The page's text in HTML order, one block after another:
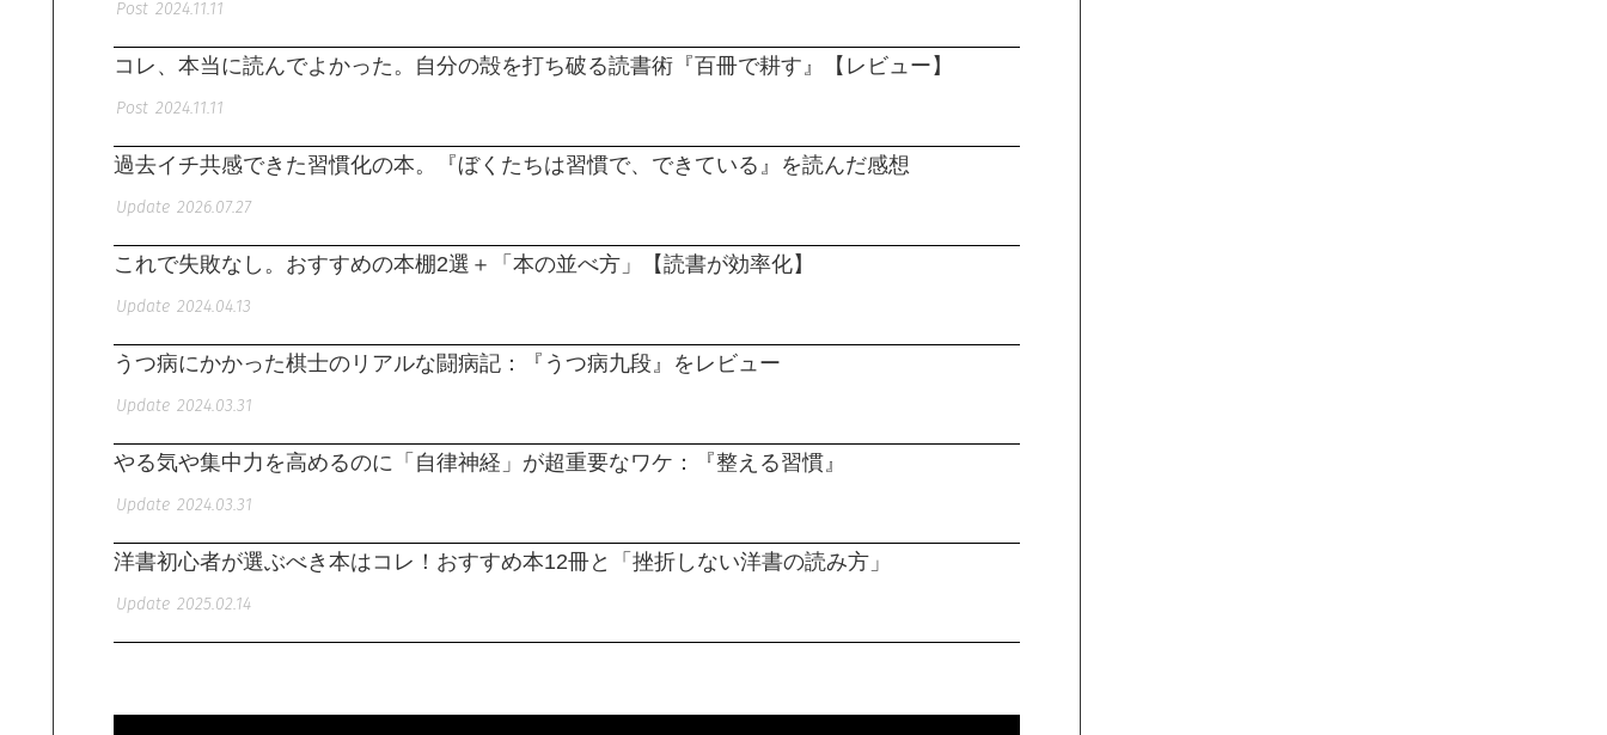
2024.11.11
コレ、本当に読んでよかった。自分の殻を打ち破る読書術『百冊で耕す』【レビュー】
2024.11.11
過去イチ共感できた習慣化の本。『ぼくたちは習慣で、できている』を読んだ感想
2026.07.27
これで失敗なし。おすすめの本棚2選＋「本の並べ方」【読書が効率化】
2024.04.13
うつ病にかかった棋士のリアルな闘病記：『うつ病九段』をレビュー
2024.03.31
やる気や集中力を高めるのに「自律神経」が超重要なワケ：『整える習慣』
2024.03.31
洋書初心者が選ぶべき本はコレ！おすすめ本12冊と「挫折しない洋書の読み方」
2025.02.14